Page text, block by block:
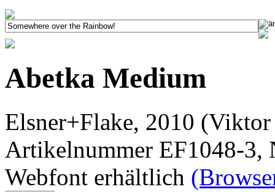
Abetka Medium
Elsner+Flake, 2010
Artikelnummer EF1048-3,
Webfont erhältlich